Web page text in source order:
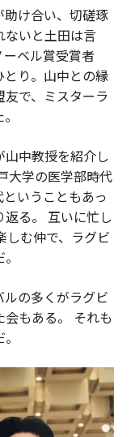
け合い、切磋琢
ないと土田は言
ベル賞受賞者
り。山中との縁
で、ミスターラ
山中教授を紹介し
大学の医学部時代
いうこともあっ
る。 互いに忙し
しむ仲で、ラグビ
の多くがラグビ
もある。 それも